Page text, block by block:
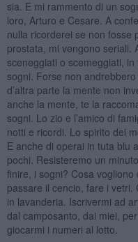
sia. E mi rammento di un
loro, Arturo e Cesare. A
nulla ricorderei se non fosse
prostata, mi vengono seriali.
sceneggiati o scemeggiati,
sogni. Forse non
d’altra parte la mente non
anche la mente, te la
sogni. Lo zio e l’amico di
notti e ricordi. Lo spirito dei
E anche di operai in tuta blu
pochi. Resisteremo un
finire, i sogni? Cosa vogliono
passare il cencio, fare i
in lavanderia. Iscrivermi ad
dal camposanto, dai miei,
giocarmi i numeri al lotto.